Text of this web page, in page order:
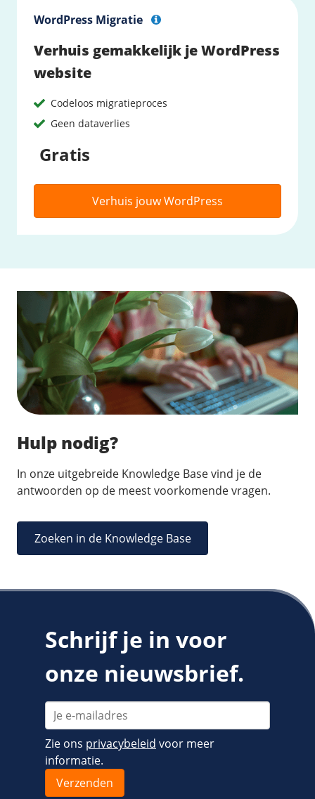
WordPress Migratie
Verhuis gemakkelijk je WordPress
website
Codeloos migratieproces
Geen dataverlies
Gratis
Verhuis jouw WordPress
Hulp nodig?
In onze uitgebreide Knowledge Base vind je de
antwoorden op de meest voorkomende vragen.
Zoeken in de Knowledge Base
Schrijf je in voor
onze nieuwsbrief.
Zie ons privacybeleid voor meer
informatie.